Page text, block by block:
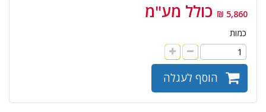
5,860 ₪ כולל מע"מ
כמות
הוסף לעגלה